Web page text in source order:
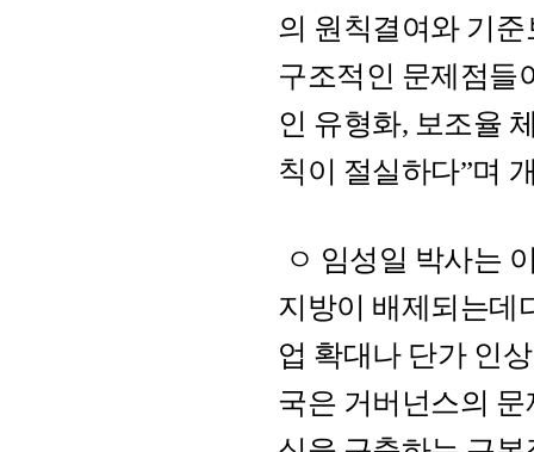
의 원칙결여와 기
구조적인 문제점들
인 유형화, 보조율
칙이 절실하다”며
ㅇ 임성일 박사는
지방이 배제되는데
업 확대나 단가 인
국은 거버넌스의